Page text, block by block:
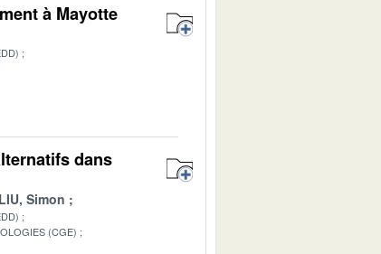
à Mayotte
dans
LIU, Simon
(CGE)